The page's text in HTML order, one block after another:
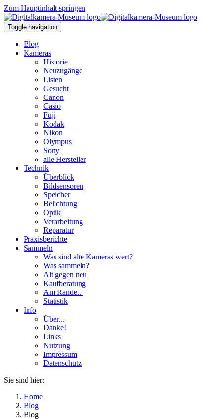
Zum Hauptinhalt springen
Toggle navigation
Blog
Kameras
Historie
Neuzugänge
Listen
Gesucht
Canon
Casio
Fuji
Kodak
Nikon
Olympus
Sony
alle Hersteller
Technik
Überblick
Bildsensoren
Speicher
Belichtung
Optik
Verarbeitung
Reparatur
Praxisberichte
Sammeln
Was sind alte Kameras wert?
Was sammeln?
Alt gegen neu
Kaufberatung
Am Rande...
Statistik
Info
Über...
Danke!
Links
Nutzung
Impressum
Datenschutz
Sie sind hier:
Home
Blog
Blog